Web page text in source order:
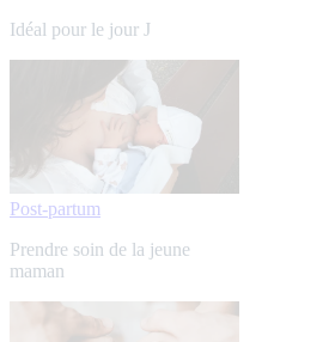
Idéal pour le jour J
Post-partum
Prendre soin de la jeune
maman